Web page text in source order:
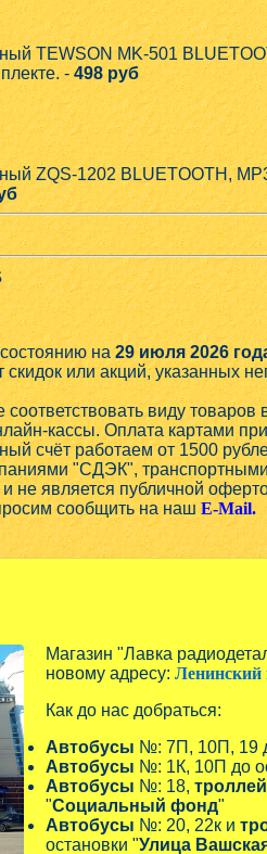
TEWSON MK-501
-498 руб
ZQS-1202 BLUETOOTH,
на29 июля 2026
или акций, указанных
виду товаров
кассы. Оплата картами
счёт работаем от 1500
"СДЭК",
не является публичной
сообщить на нашE-Mail.
Магазин "Лавка
новому адресу: Ленинский
Как до нас добраться:
Автобусы №: 7П, 10П, 19
Автобусы №: 1К, 10П до
Автобусы №: 18,
"Социальный фонд"
Автобусы №: 20, 22к и
остановки "Улица